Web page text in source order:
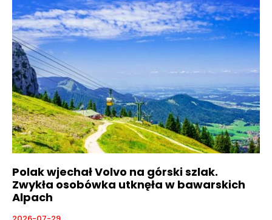
Polak wjechał Volvo na górski szlak.
Zwykła osobówka utknęła w bawarskich
Alpach